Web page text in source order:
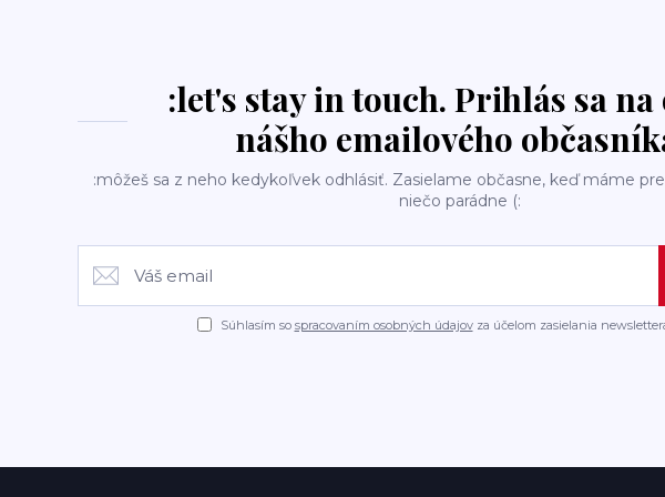
:let's stay in touch. Prihlás sa
nášho emailového
:môžeš sa z neho kedykoľvek odhlásiť. Zasielame občasne, keď máme
niečo parádne (:
Súhlasím so spracovaním osobných údajovza účelom zasielania